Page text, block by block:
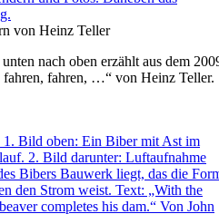
von Heinz Teller
nach oben erzählt aus dem
fahren, fahren, …“ von Heinz Teller.